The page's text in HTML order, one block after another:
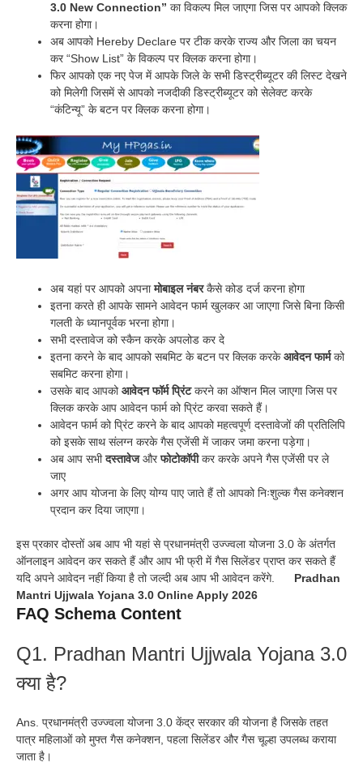
3.0 New Connection” का विकल्प मिल जाएगा जिस पर आपको क्लिक
करना होगा।
अब आपको Hereby Declare पर टीक करके राज्य और जिला का चयन
कर “Show List” के विकल्प पर क्लिक करना होगा।
फिर आपको एक नए पेज में आपके जिले के सभी डिस्ट्रीब्यूटर की लिस्ट देखने
को मिलेगी जिसमें से आपको नजदीकी डिस्ट्रीब्यूटर को सेलेक्ट करके
“कंटिन्यू” के बटन पर क्लिक करना होगा।
अब यहां पर आपको अपनामोबाइल नंबरकैसे कोड दर्ज करना होगा
इतना करते ही आपके सामने आवेदन फार्म खुलकर आ जाएगा जिसे बिना किसी
गलती के ध्यानपूर्वक भरना होगा।
सभी दस्तावेज को स्कैन करके अपलोड कर दे
इतना करने के बाद आपको सबमिट के बटन पर क्लिक करकेआवेदन फार्मको
सबमिट करना होगा।
उसके बाद आपकोआवेदन फॉर्म प्रिंटकरने का ऑप्शन मिल जाएगा जिस पर
क्लिक करके आप आवेदन फार्म को प्रिंट करवा सकते हैं।
आवेदन फार्म को प्रिंट करने के बाद आपको महत्वपूर्ण दस्तावेजों की प्रतिलिपि
को इसके साथ संलग्न करके गैस एजेंसी में जाकर जमा करना पड़ेगा।
अब आप सभीदस्तावेजऔरफोटोकॉपीकर करके अपने गैस एजेंसी पर ले
जाए
अगर आप योजना के लिए योग्य पाए जाते हैं तो आपको निःशुल्क गैस कनेक्शन
प्रदान कर दिया जाएगा।
इस प्रकार दोस्तों अब आप भी यहां से प्रधानमंत्री उज्ज्वला योजना 3.0 के अंतर्गत
ऑनलाइन आवेदन कर सकते हैं और आप भी फ्री में गैस सिलेंडर प्राप्त कर सकते हैं
यदि अपने आवेदन नहीं किया है तो जल्दी अब आप भी आवेदन करेंगे. Pradhan
Mantri Ujjwala Yojana 3.0 Online Apply 2026
FAQ Schema Content
Q1. Pradhan Mantri Ujjwala Yojana 3.0
क्या है?
Ans. प्रधानमंत्री उज्ज्वला योजना 3.0 केंद्र सरकार की योजना है जिसके तहत
पात्र महिलाओं को मुफ्त गैस कनेक्शन, पहला सिलेंडर और गैस चूल्हा उपलब्ध कराया
जाता है।